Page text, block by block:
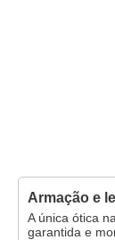
Armação e
A única ótica
garantida e